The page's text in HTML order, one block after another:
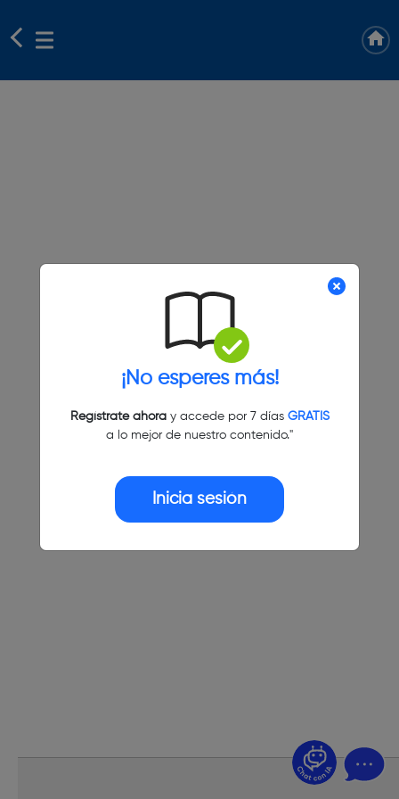
¡No esperes más!
Regístrate ahoray accede por 7 días GRATIS
a lo mejor de nuestro contenido."
Inicia sesión